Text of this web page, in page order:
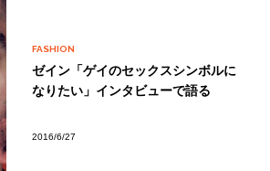
FASHION
ゼイン「ゲイのセックスシンボルに
なりたい」インタビューで語る
2016/6/27